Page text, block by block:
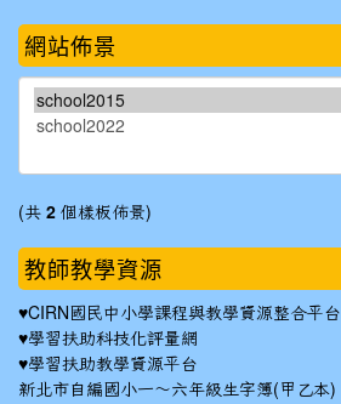
網站佈景
(共 2 個樣板佈景)
教師教學資源
♥CIRN國民中小學課程與教學資源整合平台
♥學習扶助科技化評量網
♥學習扶助教學資源平台
新北市自編國小一～六年級生字簿(甲乙本)